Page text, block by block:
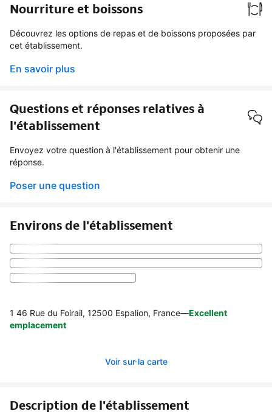
Nourriture et boissons
Découvrez les options de repas et de boissons proposées par
cet établissement.
En savoir plus
Questions et réponses relatives à
l'établissement
Envoyez votre question à l'établissement pour obtenir une
réponse.
Poser une question
Environs de l'établissement
1 46 Rue du Foirail, 12500 Espalion, France—Excellent
emplacement
Voir sur la carte
Description de l'établissement